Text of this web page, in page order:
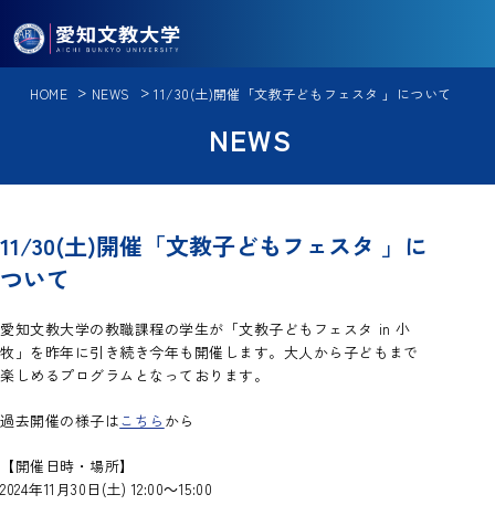
学校案内
学校法人足立学園について
情報公表
アクセス
逆転力教育
グローバル英語コース
教員養成コース
カリキュラム
入試方式
入試日程
大学入学共通テスト
受験者への注意事項
学納金・諸経費一覧
留学・国際交流
留学・国際交流一覧
短期語学プログラム[英語]
短期語学プログラム[中国語]
パーソナル留学プログラム
就職・進路
就職実績
キャンパスライフ
キャンパスライフ一覧
地域連携・社会貢献
HOME NEWS 11/30(土)開催「文教子どもフェスタ 」について
NEWS
11/30(土)開催「文教子どもフェスタ 」に
ついて
愛知文教大学の教職課程の学生が「文教子どもフェスタ in 小
牧」を昨年に引き続き今年も開催します。大人から子どもまで
楽しめるプログラムとなっております。
過去開催の様子はこちら から
【開催日時・場所】
2024年11月30日(土) 12:00～15:00